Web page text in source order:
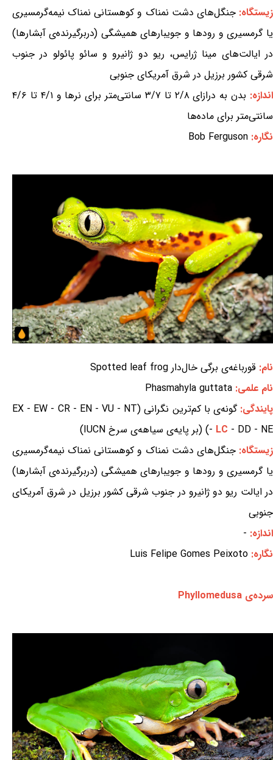
زیستگاه:جنگل‌های دشت نمناک و کوهستانی نمناک نیمه‌گرمسیری
یا گرمسیری و رودها و جویبارهای همیشگی (دربرگیرنده‌ی آبشارها)
در ایالت‌های مینا ژرایس، ریو دو ژانیرو و سائو پائولو در جنوب
شرقی کشور برزیل در شرق آمریکای جنوبی
اندازه:
بدن به درازای ۲/۸ تا ۳/۷ سانتی‌متر برای نرها و ۴/۱ تا ۴/۶
سانتی‌متر برای ماده‌ها
نگاره: Bob Ferguson
نام: قورباغه‌ی برگی خال‌دار Spotted leaf frog
نام علمی: Phasmahyla guttata
پایندگی:
گونه‌ی با کم‌ترین نگرانی (EX - EW - CR - EN - VU - NT
- LC - DD - NE) (بر پایه‌ی سیاهه‌ی سرخ IUCN)
زیستگاه:جنگل‌های دشت نمناک و کوهستانی نمناک نیمه‌گرمسیری
یا گرمسیری و رودها و جویبارهای همیشگی (دربرگیرنده‌ی آبشارها)
در ایالت ریو دو ژانیرو در جنوب شرقی کشور برزیل در شرق آمریکای
جنوبی
اندازه: -
نگاره: Luis Felipe Gomes Peixoto
سرده‌ی Phyllomedusa